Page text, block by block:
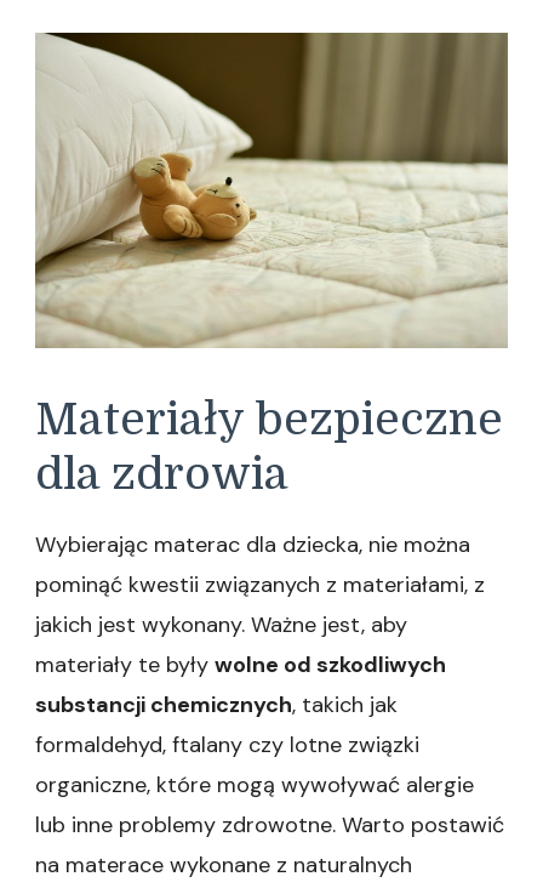
Materiały bezpieczne
dla zdrowia
Wybierając materac dla dziecka, nie można
pominąć kwestii związanych z materiałami, z
jakich jest wykonany. Ważne jest, aby
materiały te były wolne od szkodliwych
substancji chemicznych, takich jak
formaldehyd, ftalany czy lotne związki
organiczne, które mogą wywoływać alergie
lub inne problemy zdrowotne. Warto postawić
na materace wykonane z naturalnych